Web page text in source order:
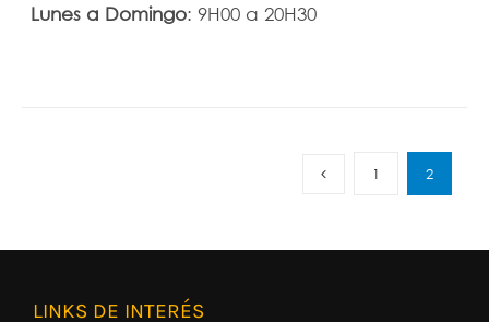
Lunes a Domingo: 9H00 a 20H30
1 2
LINKS DE INTERÉS